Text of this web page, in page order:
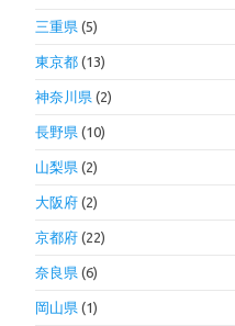
三重県 (5)
東京都 (13)
神奈川県 (2)
長野県 (10)
山梨県 (2)
大阪府 (2)
京都府 (22)
奈良県 (6)
岡山県 (1)